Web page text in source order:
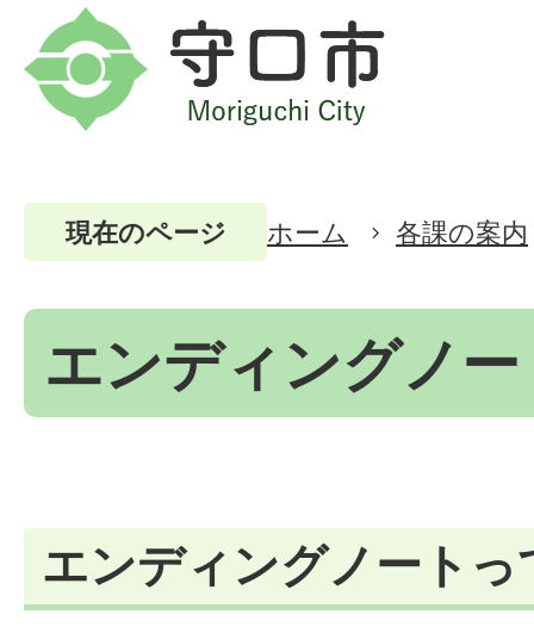
現在のページ ホーム 各課の案内
エンディングノ
エンディングノートっ